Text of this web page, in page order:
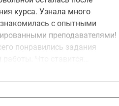
курса. Узнала много
с опытными
преподавателями!
понравились задания
Кругозор значительно